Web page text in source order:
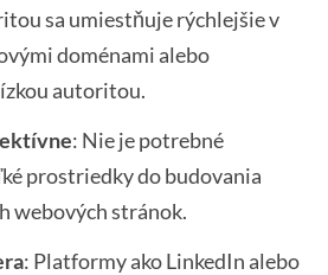
sa umiestňuje rýchlejšie v
doménami alebo
autoritou.
: Nie je potrebné
prostriedky do budovania
webových stránok.
: Platformy ako LinkedIn alebo